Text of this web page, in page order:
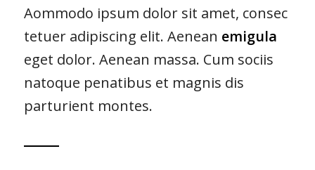
Aommodo ipsum dolor sit amet, consec
tetuer adipiscing elit. Aenean emigula
eget dolor. Aenean massa. Cum sociis
natoque penatibus et magnis dis
parturient montes.